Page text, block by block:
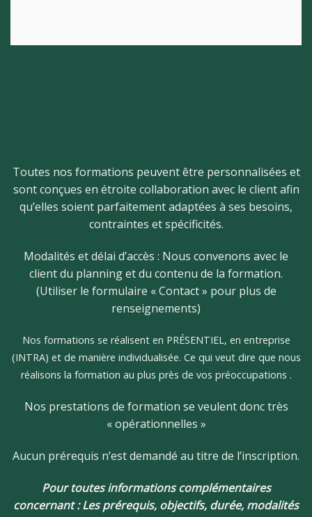
Toutes nos formations peuvent être personnalisées et
sont conçues en étroite collaboration avec le client afin
qu’elles soient parfaitement adaptées à ses besoins,
contraintes et spécificités.
Modalités et délai d’accès : Nous convenons avec le
client du planning et du contenu de la formation.
(Utiliser le formulaire « Contact » pour plus de
renseignements)
Nos formations se réalisent en PRÉSENTIEL, en entreprise
(INTRA) et de manière individualisée. Ce qui veut dire que nous
réalisons la formation au plus près de vos préoccupations .
Nos prestations de formation se veulent donc très
« opérationnelles »
Aucun prérequis n’est demandé au titre de l’inscription.
Pour toutes informations complémentaires
concernant : Les prérequis, objectifs, durée, modalités